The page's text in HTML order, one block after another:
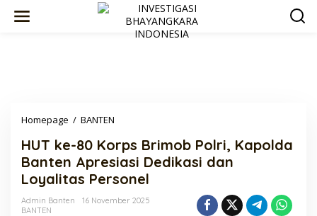
Homepage / BANTEN
80
Korps
Brimob
Polri,
Kapolda
HUT ke-80 Korps Brimob Polri, Kapolda
Banten Apresiasi Dedikasi dan
Loyalitas Personel
Admin Banten
16 November 2025
BANTEN